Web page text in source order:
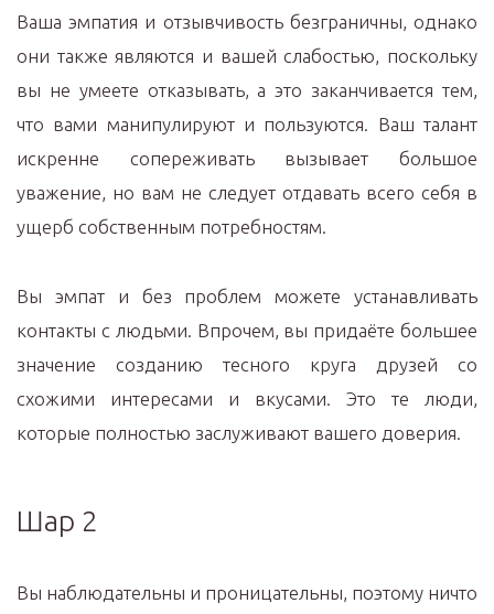
Ваша эмпатия и отзывчивость безграничны, однако
они также являются и вашей слабостью, поскольку
вы не умеете отказывать, а это заканчивается тем,
что вами манипулируют и пользуются. Ваш талант
искренне сопереживать вызывает большое
уважение, но вам не следует отдавать всего себя в
ущерб собственным потребностям.
Вы эмпат и без проблем можете устанавливать
контакты с людьми. Впрочем, вы придаёте большее
значение созданию тесного круга друзей со
схожими интересами и вкусами. Это те люди,
которые полностью заслуживают вашего доверия.
Шар 2
Вы наблюдательны и проницательны, поэтому ничто